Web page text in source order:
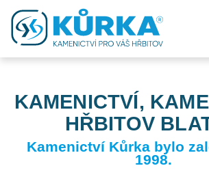
KAMENICTVÍ,
HŘBITOV
Kamenictví Kůrka bylo
1998.